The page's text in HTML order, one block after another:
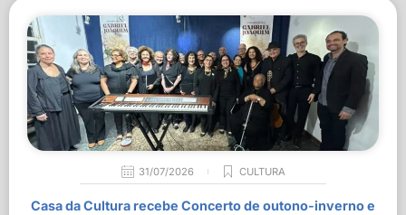
31/07/2026 CULTURA
Casa da Cultura recebe Concerto de outono-inverno e